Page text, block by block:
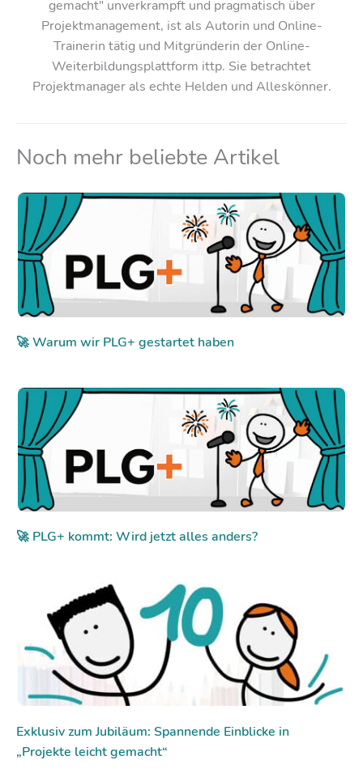
gemacht" unverkrampft und pragmatisch über
Projektmanagement, ist als Autorin und Online-
Trainerin tätig und Mitgründerin der Online-
Weiterbildungsplattform ittp. Sie betrachtet
Projektmanager als echte Helden und Alleskönner.
Noch mehr beliebte Artikel
🚀 Warum wir PLG+ gestartet haben
🚀 PLG+ kommt: Wird jetzt alles anders?
Exklusiv zum Jubiläum: Spannende Einblicke in
„Projekte leicht gemacht“